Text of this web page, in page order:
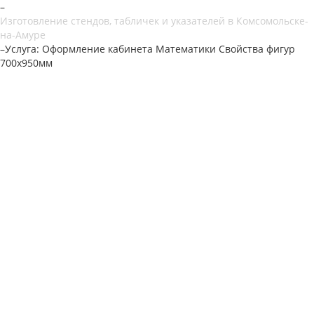
–
Изготовление стендов, табличек и указателей в Комсомольске-
на-Амуре
–Услуга: Оформление кабинета Математики Свойства фигур
700х950мм